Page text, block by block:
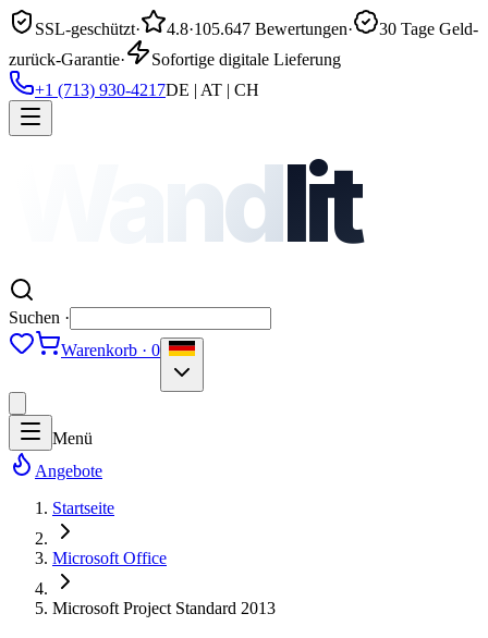
SSL-geschützt· 4.8·105.647 Bewertungen·
30 Tage Geld-
zurück-Garantie·
Sofortige digitale Lieferung
+1 (713) 930-4217DE | AT | CH
Wandlit
Suchen ·
Warenkorb · 0
Menü
Angebote
Startseite
Microsoft Office
Microsoft Project Standard 2013